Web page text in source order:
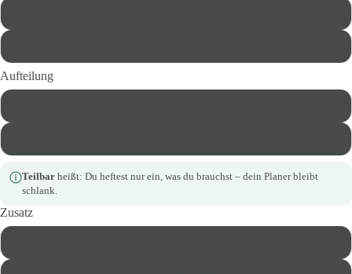
Aufteilung
Teilbar heißt: Du heftest nur ein, was du brauchst – dein Planer bleibt
schlank.
Zusatz